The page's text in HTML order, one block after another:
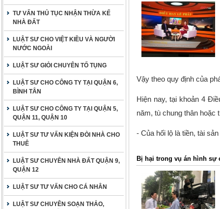
TƯ VẤN THỦ TỤC NHẬN THỪA KẾ
NHÀ ĐẤT
LUẬT SƯ CHO VIỆT KIỀU VÀ NGƯỜI
NƯỚC NGOÀI
LUẬT SƯ GIỎI CHUYÊN TỐ TỤNG
LUẬT SƯ CHO CÔNG TY TẠI QUẬN 6,
BÌNH TÂN
LUẬT SƯ CHO CÔNG TY TẠI QUẬN 5,
QUẬN 11, QUẬN 10
LUẬT SƯ TƯ VẤN KIỆN ĐÒI NHÀ CHO
THUÊ
LUẬT SƯ CHUYÊN NHÀ ĐẤT QUẬN 9,
QUẬN 12
LUẬT SƯ TƯ VẤN CHO CÁ NHÂN
LUẬT SƯ CHUYÊN SOẠN THẢO,
Vậy theo quy định của
Hiện nay, tại khoản 4
năm, tù chung thân hoặc
- Của hối lộ là tiền, tài
Bị hại trong vụ án hình sự